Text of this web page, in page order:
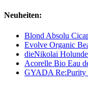
Neuheiten:
Blond Absolu
Evolve Organic
dieNikolai
Acorelle Bio Eau
GYADA Re:Purity